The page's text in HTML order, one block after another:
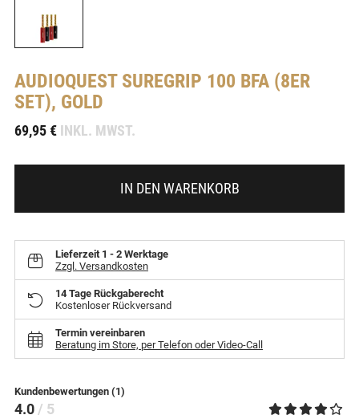
AUDIOQUESTSUREGRIP 100 BFA (8ER
SET), GOLD
69,95 € INKL. MWST.
IN DEN WARENKORB
Lieferzeit 1 - 2 Werktage
Zzgl. Versandkosten
14 Tage Rückgaberecht
Kostenloser Rückversand
Termin vereinbaren
Beratung im Store, per Telefon oder Video-Call
Kundenbewertungen (1)
4.0 / 5